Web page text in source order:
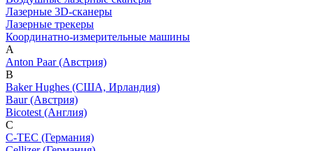
Лазерные 3D-сканеры
Лазерные трекеры
Координатно-измерительные машины
A
Anton Paar (Австрия)
B
Baker Hughes (США, Ирландия)
Baur (Австрия)
Bicotest (Англия)
C
C-TEC (Германия)